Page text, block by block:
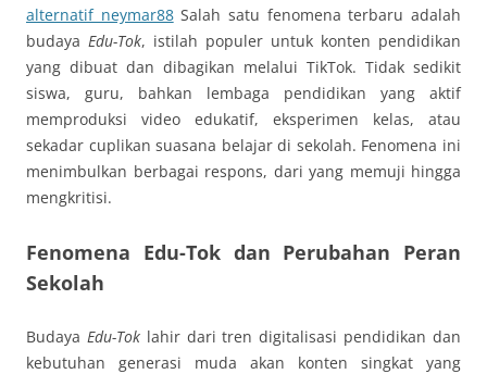
alternatif neymar88Salah satu fenomena terbaru adalah
budaya Edu-Tok, istilah populer untuk konten pendidikan
yang dibuat dan dibagikan melalui TikTok. Tidak sedikit
siswa, guru, bahkan lembaga pendidikan yang aktif
memproduksi video edukatif, eksperimen kelas, atau
sekadar cuplikan suasana belajar di sekolah. Fenomena ini
menimbulkan berbagai respons, dari yang memuji hingga
mengkritisi.
Fenomena Edu-Tok dan Perubahan Peran
Sekolah
Budaya Edu-Toklahir dari tren digitalisasi pendidikan dan
kebutuhan generasi muda akan konten singkat yang